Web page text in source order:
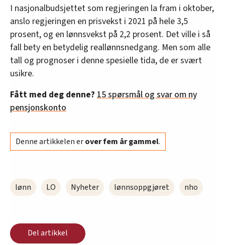
I nasjonalbudsjettet som regjeringen la fram i oktober,
anslo regjeringen en prisvekst i 2021 på hele 3,5
prosent, og en lønnsvekst på 2,2 prosent. Det ville i så
fall bety en betydelig reallønnsnedgang. Men som alle
tall og prognoser i denne spesielle tida, de er svært
usikre.
Fått med deg denne? 15 spørsmål og svar om ny
pensjonskonto
Denne artikkelen erover fem år gammel.
lønn LO Nyheter lønnsoppgjøret nho
Del artikkel